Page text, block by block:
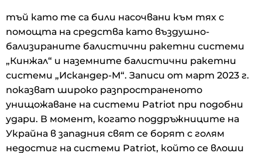
тъй като те са били насочвани към тях с
помощта на средства като въздушно-
бализираните балистични ракетни системи
„Кинжал“ и наземните балистични ракетни
системи „Искандер-М“. Записи от март 2023 г.
показват широко разпространеното
унищожаване на системи Patriot при подобни
удари. В момент, когато поддръжниците на
Украйна в западния свят се борят с голям
недостиг на системи Patriot, който се влоши